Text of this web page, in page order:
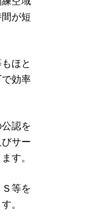
が短
ほと
効率
認を
サー
す。
等を
。